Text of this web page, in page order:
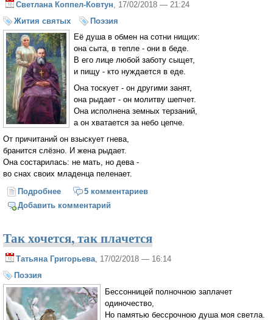
Светлана Коппел-Ковтун , 17/02/2018 — 21:24
Жития святых
Поэзия
Её душа в обмен на сотни нищих:
она сыта, в тепле - они в беде.
В его лице любой заботу сыщет,
и пищу - кто нуждается в еде.
Она тоскует - он другими занят,
она рыдает - он молитву шепчет.
Она исполнена земных терзаний,
а он хватается за небо цепче.
От причитаний он взыскует гнева,
бранится слёзно. И жена рыдает.
Она состарилась: не мать, но дева -
во снах своих младенца пеленает.
Подробнее о Её душа в обмен на сотни нищих...
5 комментариев
Добавить комментарий
Так хочется, так плачется
Татьяна Григорьева, 17/02/2018 — 16:14
Поэзия
Бессонницей полночною заплачет
одиночество,
Но памятью бессрочною душа моя светла.